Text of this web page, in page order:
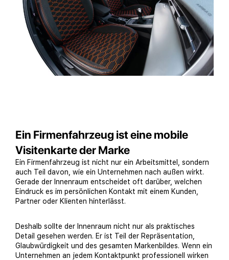
Ein Firmenfahrzeug ist eine mobile
Visitenkarte der Marke
Ein Firmenfahrzeug ist nicht nur ein Arbeitsmittel, sondern
auch Teil davon, wie ein Unternehmen nach außen wirkt.
Gerade der Innenraum entscheidet oft darüber, welchen
Eindruck es im persönlichen Kontakt mit einem Kunden,
Partner oder Klienten hinterlässt.
Deshalb sollte der Innenraum nicht nur als praktisches
Detail gesehen werden. Er ist Teil der Repräsentation,
Glaubwürdigkeit und des gesamten Markenbildes. Wenn ein
Unternehmen an jedem Kontaktpunkt professionell wirken